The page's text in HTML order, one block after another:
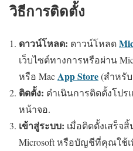
วิธีการติดตั้ง
ดาวน์โหลด: ดาวน์โหลด
เว็บไซต์ทางการหรือผ่าน
หรือ MacApp Store(สำหรับ
ติดตั้ง: ดำเนินการติดตั้งโป
หน้าจอ.
เข้าสู่ระบบ: เมื่อติดตั้งเสร็จ
Microsoft หรือบัญชีที่คุณใช้เ